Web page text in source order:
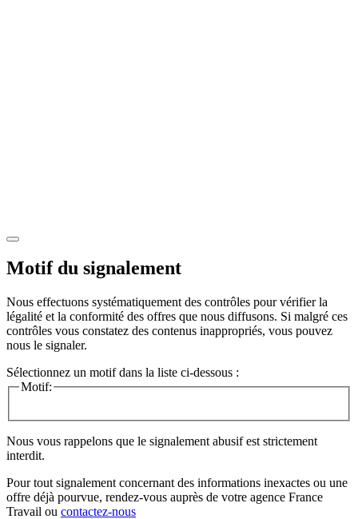
Motif du signalement
Nous effectuons systématiquement des contrôles pour vérifier la
légalité et la conformité des offres que nous diffusons. Si malgré ces
contrôles vous constatez des contenus inappropriés, vous pouvez
nous le signaler.
Sélectionnez un motif dans la liste ci-dessous :
Motif:
Nous vous rappelons que le signalement abusif est strictement
interdit.
Pour tout signalement concernant des informations inexactes ou une
offre déjà pourvue, rendez-vous auprès de votre agence France
Travail ou contactez-nous